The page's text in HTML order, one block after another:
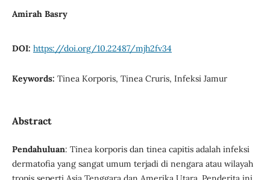
Amirah Basry
DOI: https://doi.org/10.22487/mjh2fv34
Keywords: Tinea Korporis, Tinea Cruris, Infeksi Jamur
Abstract
Pendahuluan: Tinea korporis dan tinea capitis adalah infeksi
dermatofia yang sangat umum terjadi di nengara atau wilayah